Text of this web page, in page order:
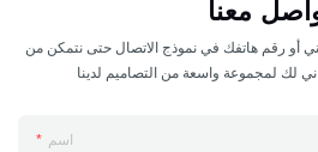
معنا
أو رقم هاتفك في نموذج الاتصال حتى نتمكن من
اسم